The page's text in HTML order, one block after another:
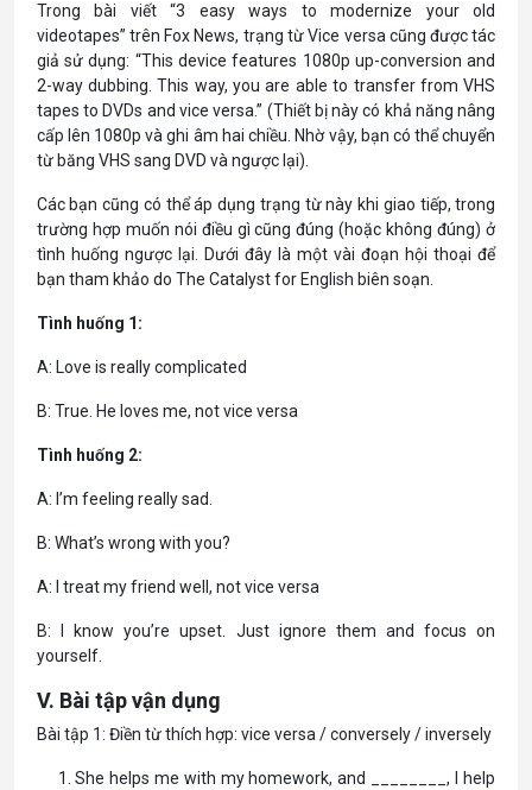
Trong bài viết “3 easy ways to modernize your old
videotapes” trên Fox News, trạng từ Vice versa cũng được tác
giả sử dụng: “This device features 1080p up-conversion and
2-way dubbing. This way, you are able to transfer from VHS
tapes to DVDs and vice versa.” (Thiết bị này có khả năng nâng
cấp lên 1080p và ghi âm hai chiều. Nhờ vậy, bạn có thể chuyển
từ băng VHS sang DVD và ngược lại).
Các bạn cũng có thể áp dụng trạng từ này khi giao tiếp, trong
trường hợp muốn nói điều gì cũng đúng (hoặc không đúng) ở
tình huống ngược lại. Dưới đây là một vài đoạn hội thoại để
bạn tham khảo do The Catalyst for English biên soạn.
Tình huống 1:
A: Love is really complicated
B: True. He loves me, not vice versa
Tình huống 2:
A: I’m feeling really sad.
B: What’s wrong with you?
A: I treat my friend well, not vice versa
B: I know you’re upset. Just ignore them and focus on
yourself.
V. Bài tập vận dụng
Bài tập 1: Điền từ thích hợp: vice versa / conversely / inversely
She helps me with my homework, and ________, I help